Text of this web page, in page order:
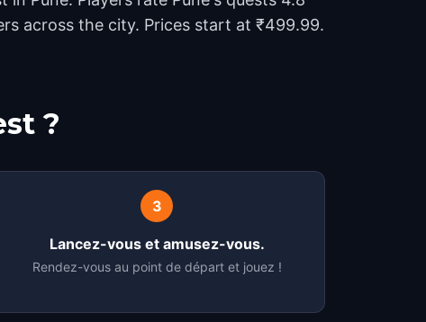
across the city. Prices start at ₹499.99.
?
3
Lancez-vous et amusez-vous.
Rendez-vous au point de départ et jouez !